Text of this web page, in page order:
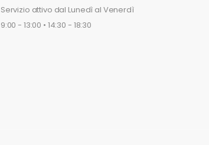
Servizio attivo dal Lunedì al Venerdì
9:00 - 13:00 • 14:30 - 18:30